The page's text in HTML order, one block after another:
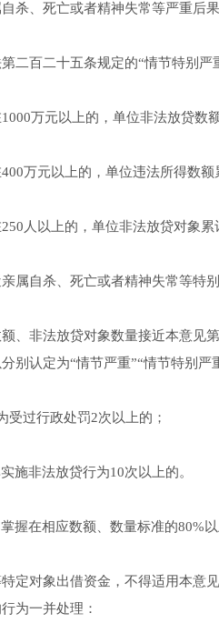
、死亡或者精神失常等严重后果
百二十五条规定的“情节特别严
万元以上的，单位非法放贷数额
万元以上的，单位违法所得数额
人以上的，单位非法放贷对象累
自杀、死亡或者精神失常等特别
非法放贷对象数量接近本意见第
别认定为“情节严重”“情节特别严
过行政处罚2次以上的；
非法放贷行为10次以上的。
在相应数额、数量标准的80%以
对象出借资金，不得适用本意
为一并处理：